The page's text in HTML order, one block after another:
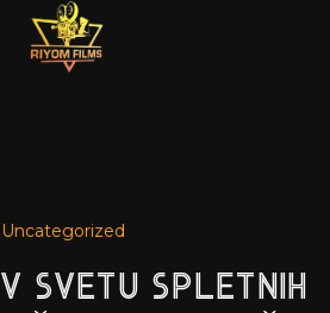
Uncategorized
SVETU SPLETNIH